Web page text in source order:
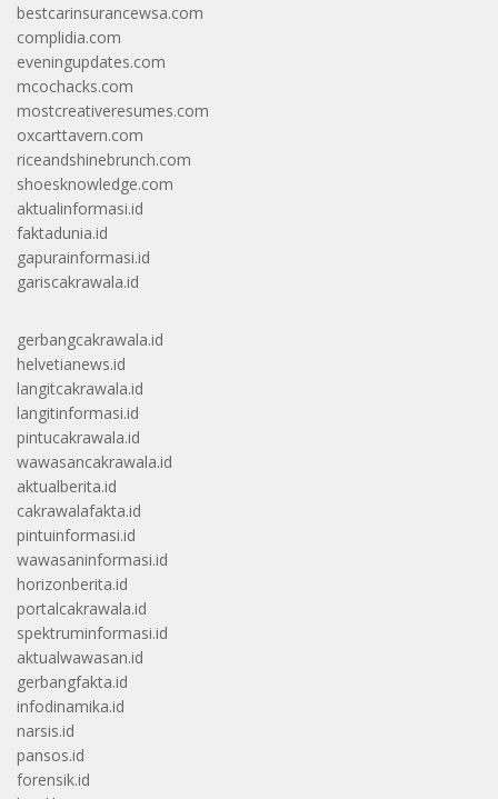
bestcarinsurancewsa.com
complidia.com
eveningupdates.com
mcochacks.com
mostcreativeresumes.com
oxcarttavern.com
riceandshinebrunch.com
shoesknowledge.com
aktualinformasi.id
faktadunia.id
gapurainformasi.id
gariscakrawala.id
gerbangcakrawala.id
helvetianews.id
langitcakrawala.id
langitinformasi.id
pintucakrawala.id
wawasancakrawala.id
aktualberita.id
cakrawalafakta.id
pintuinformasi.id
wawasaninformasi.id
horizonberita.id
portalcakrawala.id
spektruminformasi.id
aktualwawasan.id
gerbangfakta.id
infodinamika.id
narsis.id
pansos.id
forensik.id